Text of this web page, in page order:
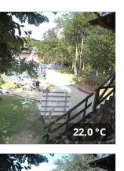
22,0 °C